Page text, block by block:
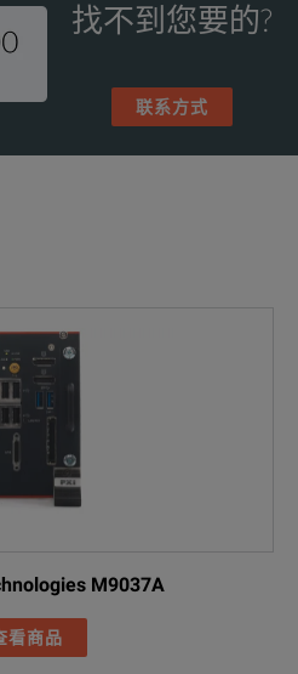
找不到您要的?
联系方式
M9037A
看商品